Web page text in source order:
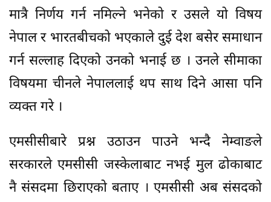
मात्रै निर्णय गर्न नमिल्ने भनेको र उसले यो विषय
नेपाल र भारतबीचको भएकाले दुई देश बसेर समाधान
गर्न सल्लाह दिएको उनको भनाई छ । उनले सीमाका
विषयमा चीनले नेपाललाई थप साथ दिने आसा पनि
व्यक्त गरे ।
एमसीसीबारे प्रश्न उठाउन पाउने भन्दै नेम्वाङले
सरकारले एमसीसी जस्केलाबाट नभई मुल ढोकाबाट
नै संसदमा छिराएको बताए । एमसीसी अब संसदको